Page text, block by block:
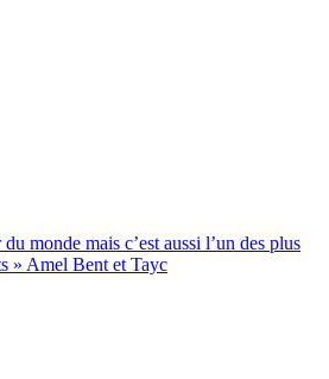
monde mais c’est aussi l’un des plus
» Amel Bent et Tayc